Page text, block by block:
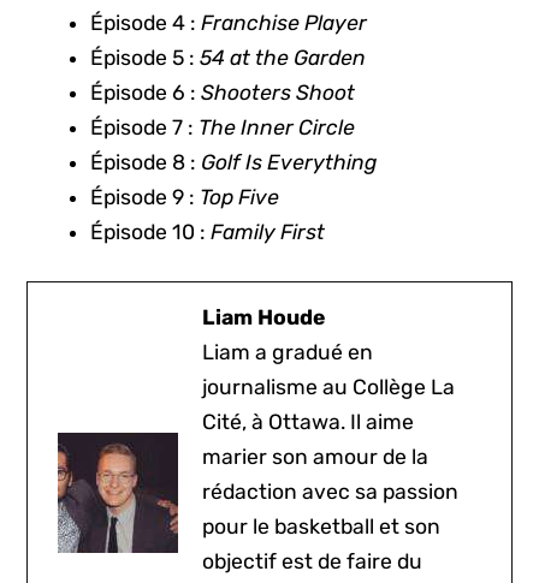
Épisode 4 :Franchise Player
Épisode 5 :54 at the Garden
Épisode 6 :Shooters Shoot
Épisode 7 : The Inner Circle
Épisode 8 : Golf Is Everything
Épisode 9 : Top Five
Épisode 10 :Family First
Liam Houde
Liam a gradué en
journalisme au Collège La
Cité, à Ottawa. Il aime
marier son amour de la
rédaction avec sa passion
pour le basketball et son
objectif est de faire du